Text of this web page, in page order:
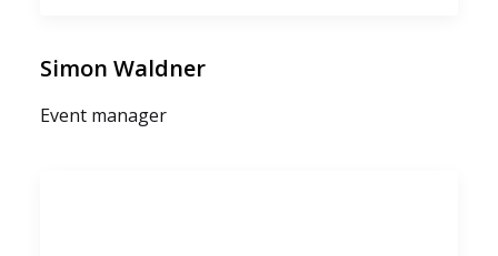
Simon Waldner
Event manager